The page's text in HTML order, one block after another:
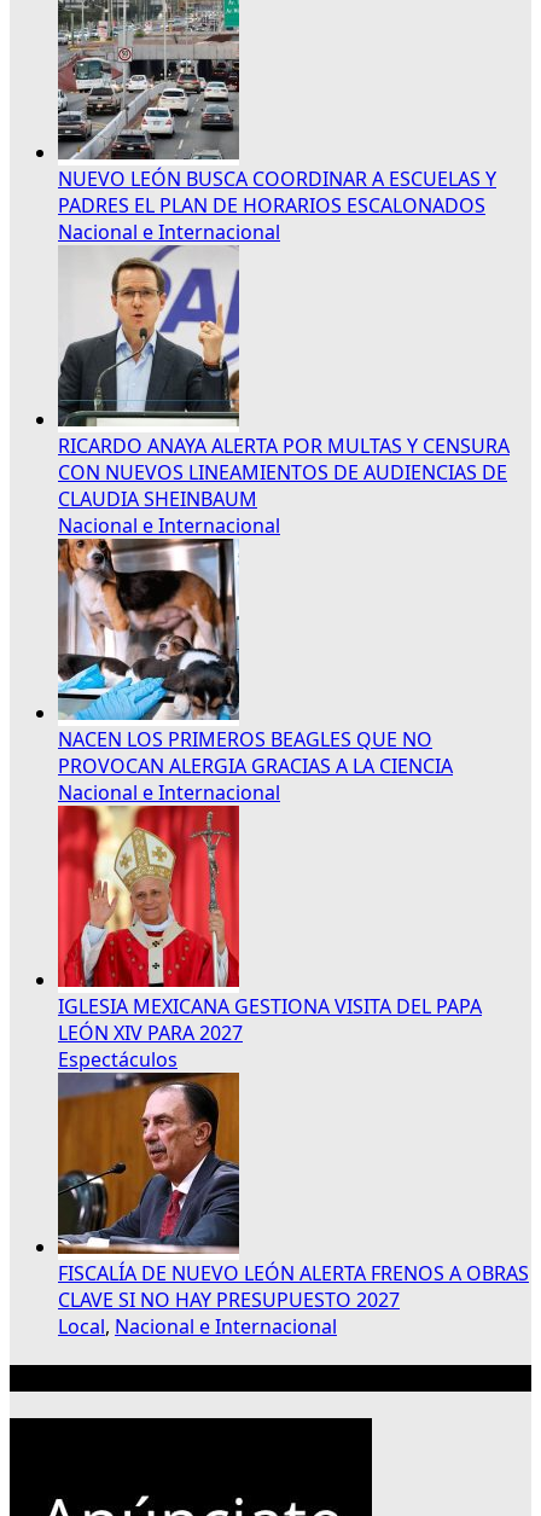
NUEVO LEÓN BUSCA COORDINAR A ESCUELAS Y
PADRES EL PLAN DE HORARIOS ESCALONADOS
Nacional e Internacional
RICARDO ANAYA ALERTA POR MULTAS Y CENSURA
CON NUEVOS LINEAMIENTOS DE AUDIENCIAS DE
CLAUDIA SHEINBAUM
Nacional e Internacional
NACEN LOS PRIMEROS BEAGLES QUE NO
PROVOCAN ALERGIA GRACIAS A LA CIENCIA
Nacional e Internacional
IGLESIA MEXICANA GESTIONA VISITA DEL PAPA
LEÓN XIV PARA 2027
Espectáculos
FISCALÍA DE NUEVO LEÓN ALERTA FRENOS A OBRAS
CLAVE SI NO HAY PRESUPUESTO 2027
Local, Nacional e Internacional